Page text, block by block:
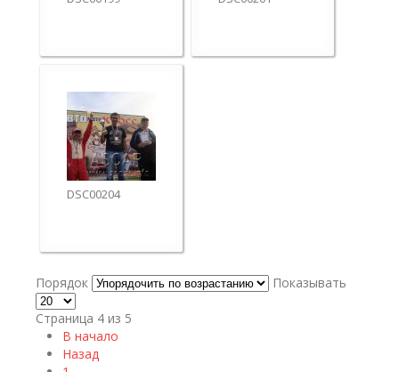
DSC00204
Порядок Показывать
Страница 4 из 5
В начало
Назад